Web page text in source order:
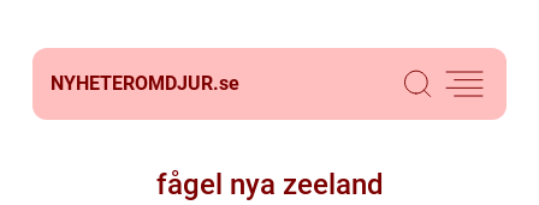
NYHETEROMDJUR.se
fågel nya zeeland